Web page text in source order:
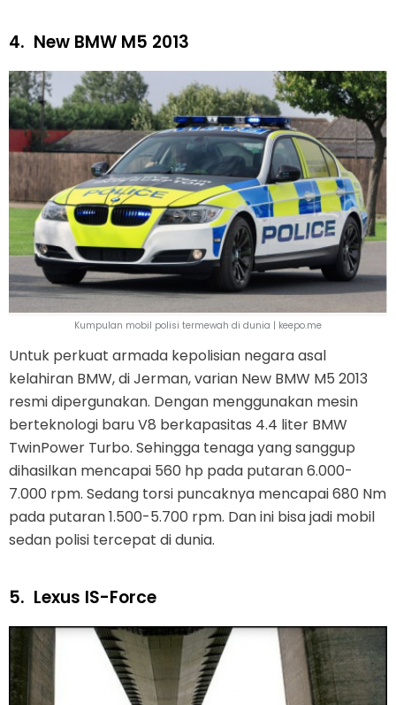
4. New BMW M5 2013
Kumpulan mobil polisi termewah di dunia | keepo.me
Untuk perkuat armada kepolisian negara asal
kelahiran BMW, di Jerman, varian New BMW M5 2013
resmi dipergunakan. Dengan menggunakan mesin
berteknologi baru V8 berkapasitas 4.4 liter BMW
TwinPower Turbo. Sehingga tenaga yang sanggup
dihasilkan mencapai 560 hp pada putaran 6.000-
7.000 rpm. Sedang torsi puncaknya mencapai 680 Nm
pada putaran 1.500-5.700 rpm. Dan ini bisa jadi mobil
sedan polisi tercepat di dunia.
5. Lexus IS-Force